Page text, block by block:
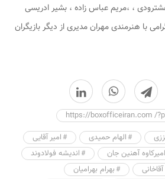
سوگل خالقی ، امیرحسین هشترودی ، ،مریم عباس زاده ، ‌‎بشیر ادریسی
با هنرمندی مهران مدیری از دیگر بازیگران
https://boxofficeiran.com /
الهام حمیدی
امیر آقایی
امیرکاوه آهنین جان
اندیشه فولادوند
بهرام بهرامیان